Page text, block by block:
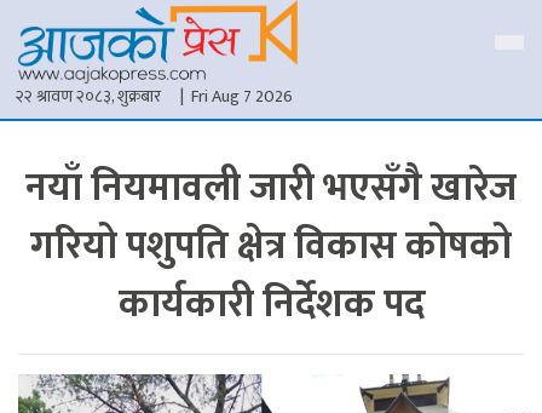
२२ श्रावण २०८३, शुक्रबार | Fri Aug 7 2026
नयाँ नियमावली जारी भएसँगै खारेज
गरियो पशुपति क्षेत्र विकास कोषको
कार्यकारी निर्देशक पद